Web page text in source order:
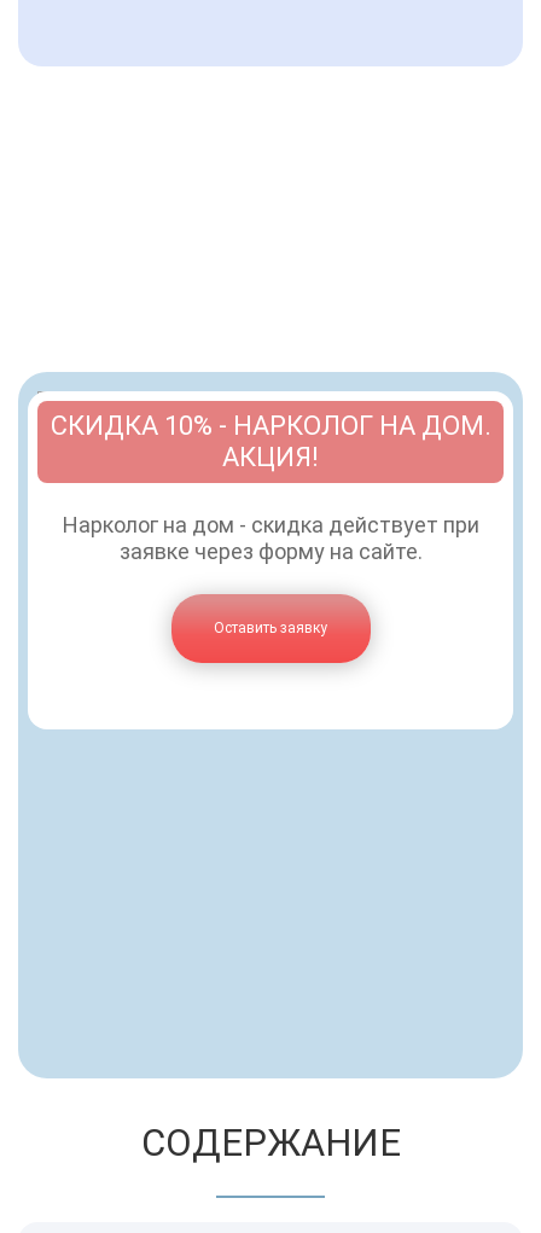
СКИДКА 10% - НАРКОЛОГ НА ДОМ.
АКЦИЯ!
Нарколог на дом - скидка действует при
заявке через форму на сайте.
Оставить заявку
СОДЕРЖАНИЕ